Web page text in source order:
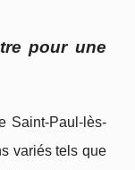
pour une
Saint-Paul-lès-
variés tels que